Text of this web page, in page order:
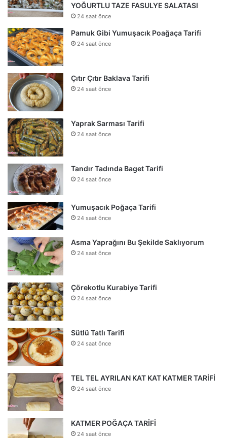
YOĞURTLU TAZE FASULYE SALATASI
24 saat önce
Pamuk Gibi Yumuşacık Poağaça Tarifi
24 saat önce
Çıtır Çıtır Baklava Tarifi
24 saat önce
Yaprak Sarması Tarifi
24 saat önce
Tandır Tadında Baget Tarifi
24 saat önce
Yumuşacık Poğaça Tarifi
24 saat önce
Asma Yaprağını Bu Şekilde Saklıyorum
24 saat önce
Çörekotlu Kurabiye Tarifi
24 saat önce
Sütlü Tatlı Tarifi
24 saat önce
TEL TEL AYRILAN KAT KAT KATMER TARİFİ
24 saat önce
KATMER POĞAÇA TARİFİ
24 saat önce